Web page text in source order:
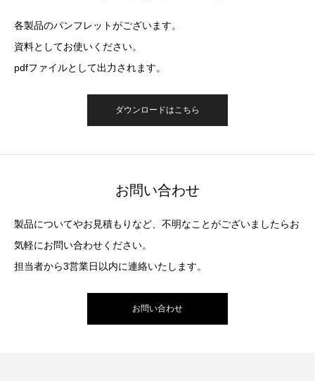
各製品のパンフレットがございます。
資料としてお使いください。
pdfファイルとして出力されます。
ダウンロードはこちら
お問い合わせ
製品についてやお見積もりなど、不明なことがございましたらお
気軽にお問い合わせください。
担当者から3営業日以内に連絡いたします。
お問い合わせ